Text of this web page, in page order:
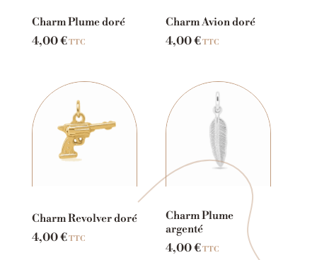
Charm Plume doré
4,00€TTC
Charm Avion doré
4,00€TTC
Charm Revolver doré
4,00€TTC
Charm Plume
argenté
4,00€TTC